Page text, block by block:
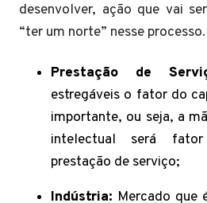
desenvolver, ação que vai
“ter um norte” nesse
Prestação de
estregáveis o fator do
importante, ou seja, a
intelectual será
prestação de serviço;
Indústria: Mercado que